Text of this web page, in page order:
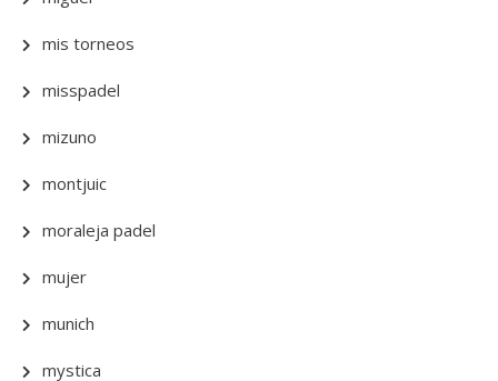
mis torneos
misspadel
mizuno
montjuic
moraleja padel
mujer
munich
mystica